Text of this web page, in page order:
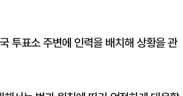
투표소 주변에 인력을 배치해 상황을 관